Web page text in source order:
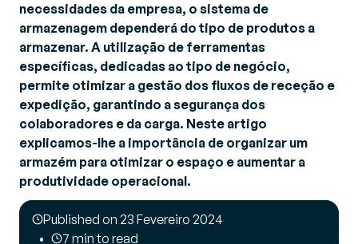
necessidades da empresa, o sistema de
armazenagem dependerá do tipo de produtos a
armazenar. A utilização de ferramentas
específicas, dedicadas ao tipo de negócio,
permite otimizar a gestão dos fluxos de receção e
expedição, garantindo a segurança dos
colaboradores e da carga. Neste artigo
explicamos-lhe a importância de organizar um
armazém para otimizar o espaço e aumentar a
produtividade operacional.
Published on 23 Fevereiro 2024
7 min to read